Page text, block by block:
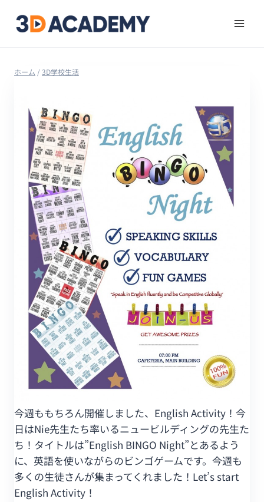
ホーム /3D学校生活
今週ももちろん開催しました、English Activity！今
日はNie先生たち率いるニュービルディングの先生た
ち！タイトルは”English BINGO Night”とあるよう
に、英語を使いながらのビンゴゲームです。今週も
多くの生徒さんが集まってくれました！Let’s start
English Activity！